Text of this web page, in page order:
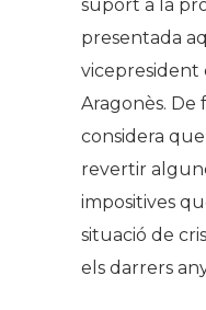
suport a la
presentada
vicepresident
Aragonès. De
considera
revertir
impositives
situació de
els darrers